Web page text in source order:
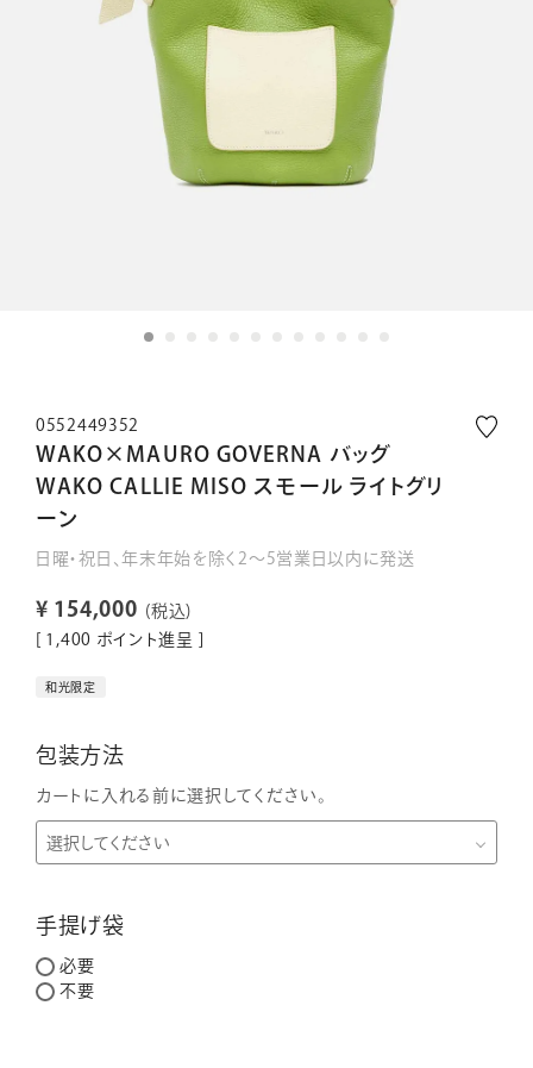
0552449352
WAKO×MAURO GOVERNA バッグ
WAKO CALLIE MISO スモール ライトグリ
ーン
日曜・祝日、年末年始を除く2～5営業日以内に発送
¥ 154,000
税込
1,400 ポイント進呈 ]
和光限定
包装方法
カートに入れる前に選択してください。
手提げ袋
必要
不要